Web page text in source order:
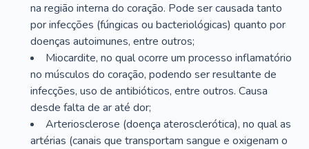
na região interna do coração. Pode ser causada tanto
por infecções (fúngicas ou bacteriológicas) quanto por
doenças autoimunes, entre outros;
Miocardite, no qual ocorre um processo inflamatório
no músculos do coração, podendo ser resultante de
infecções, uso de antibióticos, entre outros. Causa
desde falta de ar até dor;
Arteriosclerose (doença aterosclerótica), no qual as
artérias (canais que transportam sangue e oxigenam o